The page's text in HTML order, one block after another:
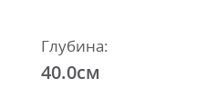
Глубина:
40.0см